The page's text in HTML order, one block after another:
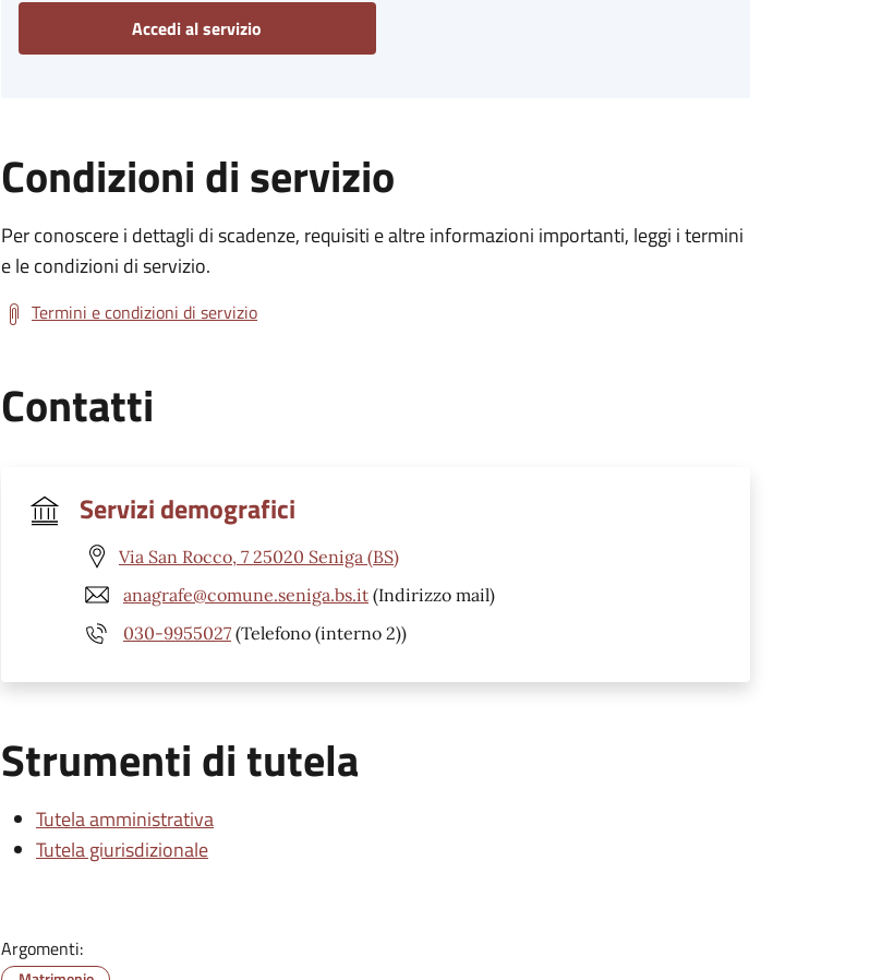
Accedi al servizio
Condizioni di servizio
Per conoscere i dettagli di scadenze, requisiti e altre informazioni importanti, leggi i termini
e le condizioni di servizio.
Termini e condizioni di servizio
Contatti
Servizi demografici
Via San Rocco, 7 25020 Seniga (BS)
anagrafe@comune.seniga.bs.it (Indirizzo mail)
030-9955027 (Telefono (interno 2))
Strumenti di tutela
Tutela amministrativa
Tutela giurisdizionale
Argomenti: